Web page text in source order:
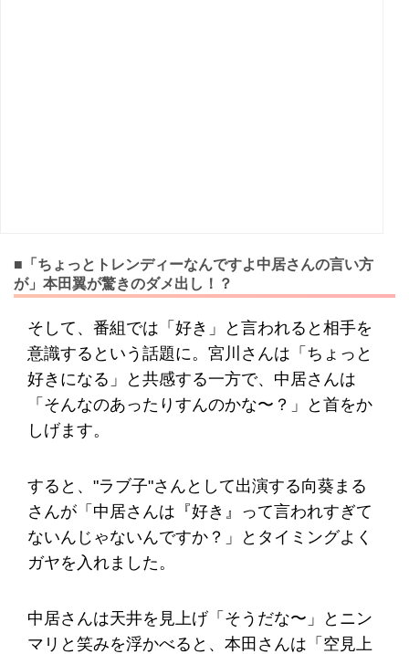
■「ちょっとトレンディーなんですよ中居さんの言い方
が」本田翼が驚きのダメ出し！？
そして、番組では「好き」と言われると相手を
意識するという話題に。宮川さんは「ちょっと
好きになる」と共感する一方で、中居さんは
「そんなのあったりすんのかな〜？」と首をか
しげます。
すると、"ラブ子"さんとして出演する向葵まる
さんが「中居さんは『好き』って言われすぎて
ないんじゃないんですか？」とタイミングよく
ガヤを入れました。
中居さんは天井を見上げ「そうだな〜」とニン
マリと笑みを浮かべると、本田さんは「空見上